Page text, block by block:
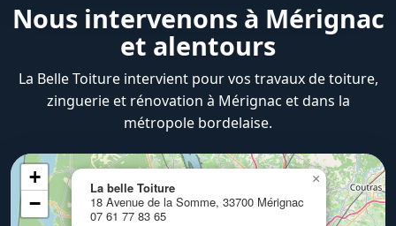
Nous intervenons à Mérignac
et alentours
La Belle Toiture intervient pour vos travaux de toiture,
zinguerie et rénovation à Mérignac et dans la
métropole bordelaise.
La belle Toiture
18 Avenue de la Somme, 33700 Mérignac
07 61 77 83 65
×
+
−